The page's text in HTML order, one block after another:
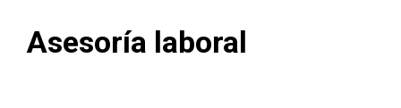
Asesoría laboral